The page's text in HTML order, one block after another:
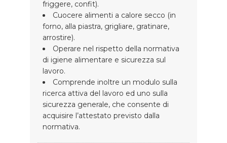
friggere, confit).
Cuocere alimenti a calore secco (in
forno, alla piastra, grigliare, gratinare,
arrostire).
Operare nel rispetto della normativa
di igiene alimentare e sicurezza sul
lavoro.
Comprende inoltre un modulo sulla
ricerca attiva del lavoro ed uno sulla
sicurezza generale, che consente di
acquisire l’attestato previsto dalla
normativa.